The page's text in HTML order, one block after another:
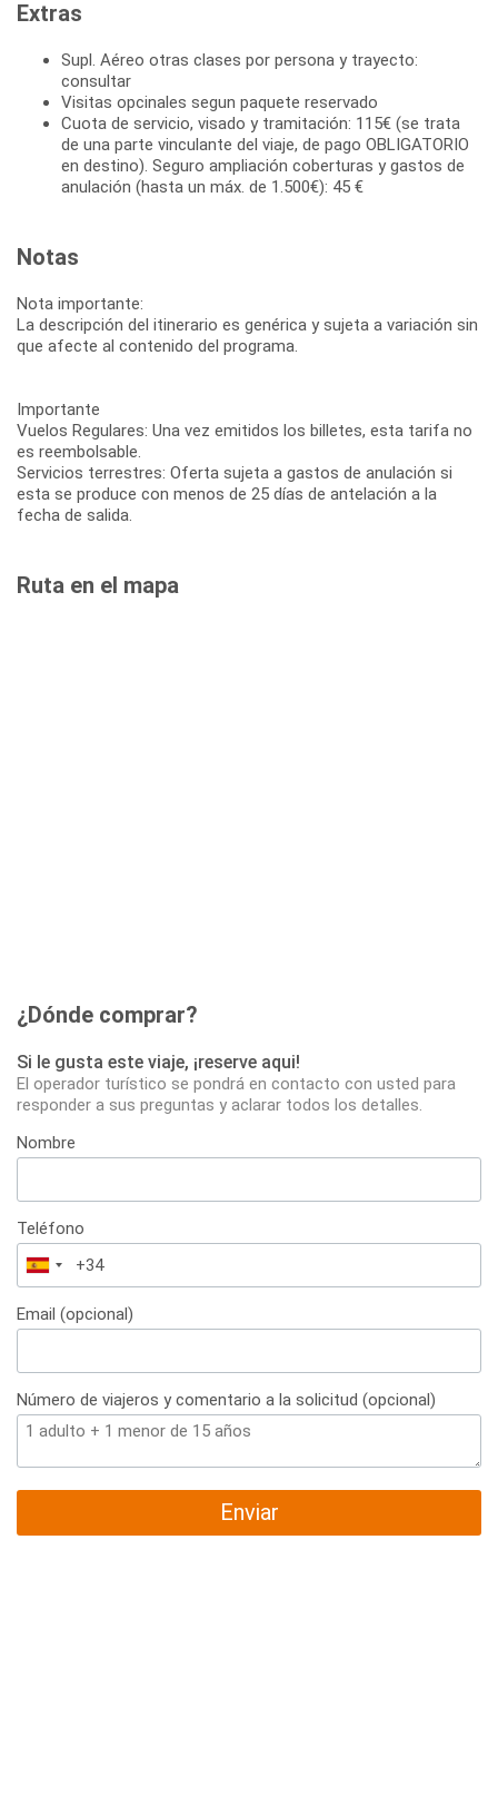
Extras
Supl. Aéreo otras clases por persona y trayecto:
consultar
Visitas opcinales segun paquete reservado
Cuota de servicio, visado y tramitación: 115€ (se trata
de una parte vinculante del viaje, de pago OBLIGATORIO
en destino). Seguro ampliación coberturas y gastos de
anulación (hasta un máx. de 1.500€): 45 €
Notas
Nota importante:
La descripción del itinerario es genérica y sujeta a variación sin
que afecte al contenido del programa.
Importante
Vuelos Regulares: Una vez emitidos los billetes, esta tarifa no
es reembolsable.
Servicios terrestres: Oferta sujeta a gastos de anulación si
esta se produce con menos de 25 días de antelación a la
fecha de salida.
Ruta en el mapa
¿Dónde comprar?
Si le gusta este viaje, ¡reserve aqui!
El operador turístico se pondrá en contacto con usted para
responder a sus preguntas y aclarar todos los detalles.
Nombre
Teléfono
España
+34
Email (opcional)
Número de viajeros y comentario a la solicitud (opcional)
Enviar